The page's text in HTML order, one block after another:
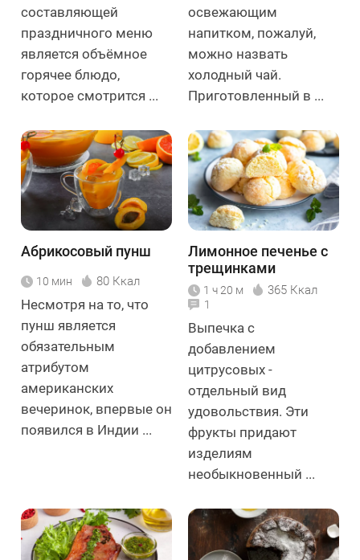
составляющей
праздничного меню
является объёмное
горячее блюдо,
которое смотрится ...
освежающим
напитком, пожалуй,
можно назвать
холодный чай.
Приготовленный в ...
Абрикосовый пунш
10 мин 80 Ккал
Несмотря на то, что
пунш является
обязательным
атрибутом
американских
вечеринок, впервые он
появился в Индии ...
Лимонное печенье с
трещинками
1 ч 20 м 365 Ккал
1
Выпечка с
добавлением
цитрусовых -
отдельный вид
удовольствия. Эти
фрукты придают
изделиям
необыкновенный ...